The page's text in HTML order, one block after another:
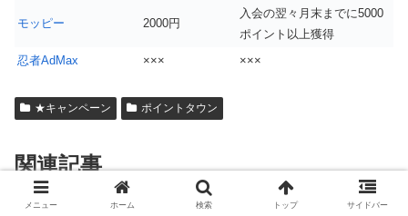
モッピー 2000円
入会の翌々月末までに5000
ポイント以上獲得
忍者AdMax
××× ×××
★キャンペーン ポイントタウン
関連記事
メニュー ホーム 検索 トップ サイドバー